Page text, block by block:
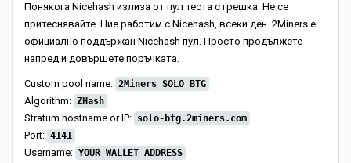
Понякога Nicehash излиза от пул теста с грешка. Не се
притеснявайте. Ние работим с Nicehash, всеки ден. 2Miners е
официално поддържан Nicehash пул. Просто продължете
напред и довършете поръчката.
Custom pool name: 2Miners SOLO BTG
Algorithm: ZHash
Stratum hostname or IP: solo-btg.2miners.com
Port: 4141
Username: YOUR_WALLET_ADDRESS